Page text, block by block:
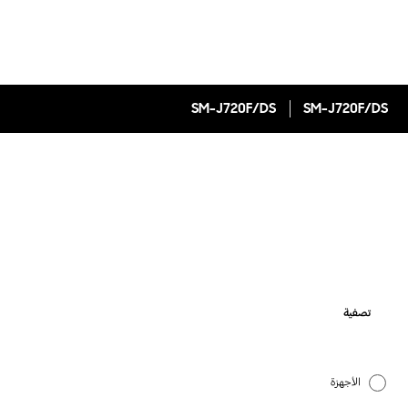
SM-J720F/DS
SM-J720F/DS
تصفية
الأجهزة